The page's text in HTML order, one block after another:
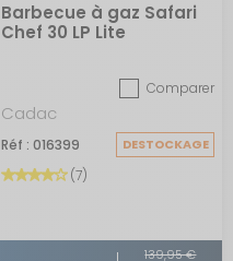
Barbecue à gaz Safari
Chef 30 LP Lite
Comparer
Cadac
Réf : 016399 DESTOCKAGE
(7)
139,95 €